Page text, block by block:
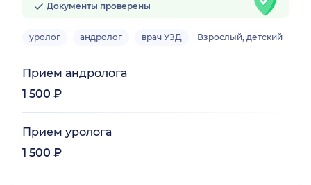
Документы проверены
уролог андролог врач УЗД Взрослый, детский
Прием андролога
1 500 ₽
Прием уролога
1 500 ₽